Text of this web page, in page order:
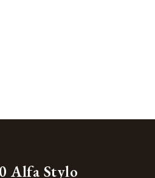
Alfa Stylo